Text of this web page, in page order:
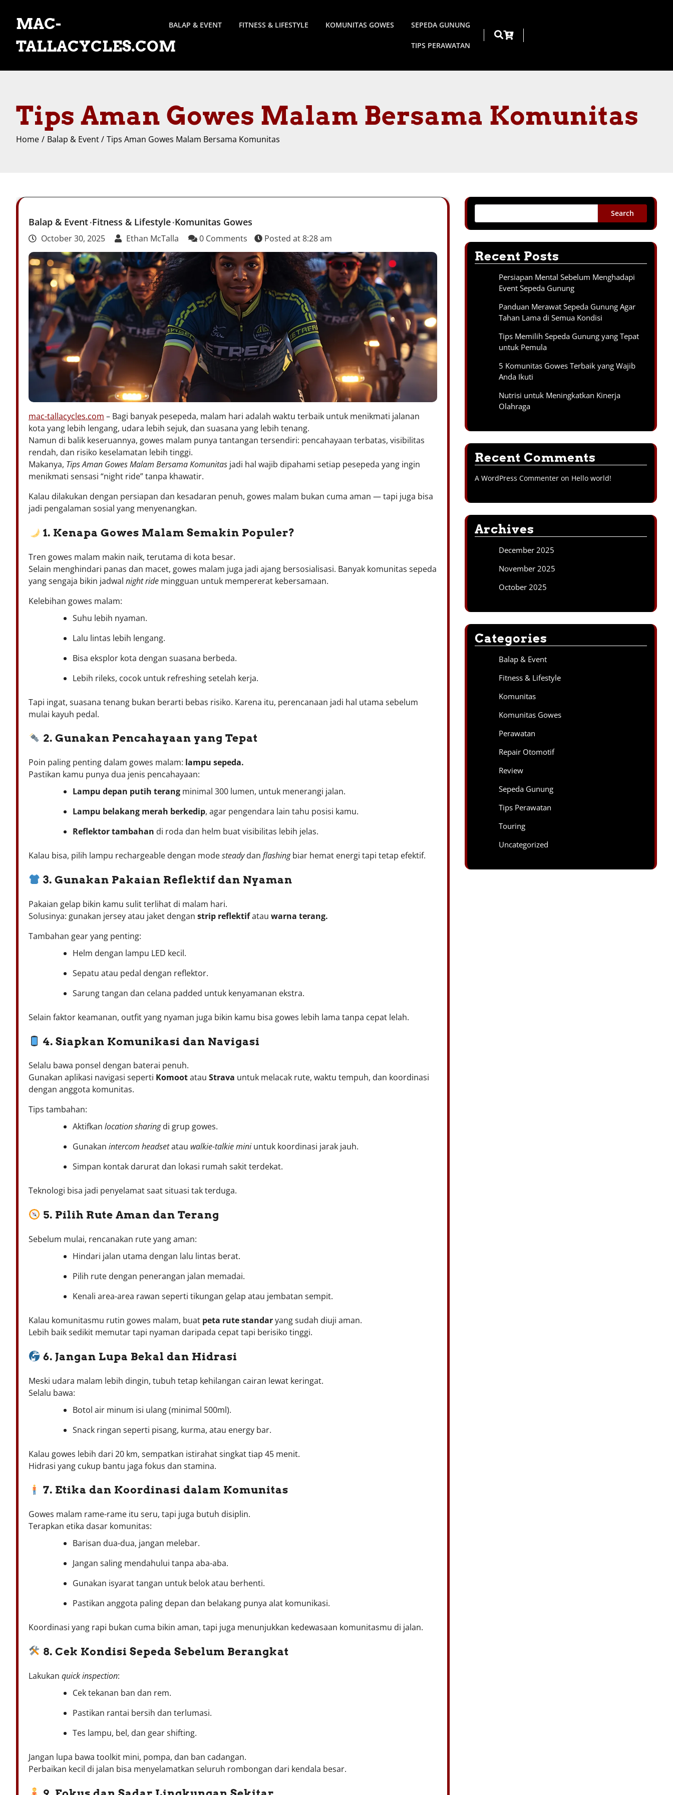
contentMAC-
TALLACYCLES.COM
BALAP & EVENT FITNESS & LIFESTYLE KOMUNITAS GOWES SEPEDA GUNUNG
TIPS PERAWATAN
Tips Aman Gowes Malam Bersama Komunitas
Home Balap & Event Tips Aman Gowes Malam Bersama Komunitas
Balap & Event Fitness & Lifestyle Komunitas Gowes
October 30, 2025 Ethan McTalla 0 Comments Posted at8:28 am
mac-tallacycles.com – Bagi banyak pesepeda, malam hari adalah waktu terbaik untuk menikmati jalanan
kota yang lebih lengang, udara lebih sejuk, dan suasana yang lebih tenang.
Namun di balik keseruannya, gowes malam punya tantangan tersendiri: pencahayaan terbatas, visibilitas
rendah, dan risiko keselamatan lebih tinggi.
Makanya, Tips Aman Gowes Malam Bersama Komunitas jadi hal wajib dipahami setiap pesepeda yang ingin
menikmati sensasi “night ride” tanpa khawatir.
Kalau dilakukan dengan persiapan dan kesadaran penuh, gowes malam bukan cuma aman — tapi juga bisa
jadi pengalaman sosial yang menyenangkan.
1. Kenapa Gowes Malam Semakin Populer?
Tren gowes malam makin naik, terutama di kota besar.
Selain menghindari panas dan macet, gowes malam juga jadi ajang bersosialisasi. Banyak komunitas sepeda
yang sengaja bikin jadwal night ride mingguan untuk mempererat kebersamaan.
Kelebihan gowes malam:
Suhu lebih nyaman.
Lalu lintas lebih lengang.
Bisa eksplor kota dengan suasana berbeda.
Lebih rileks, cocok untuk refreshing setelah kerja.
Tapi ingat, suasana tenang bukan berarti bebas risiko. Karena itu, perencanaan jadi hal utama sebelum
mulai kayuh pedal.
2. Gunakan Pencahayaan yang Tepat
Poin paling penting dalam gowes malam: lampu sepeda.
Pastikan kamu punya dua jenis pencahayaan:
Lampu depan putih terang minimal 300 lumen, untuk menerangi jalan.
Lampu belakang merah berkedip, agar pengendara lain tahu posisi kamu.
Reflektor tambahan di roda dan helm buat visibilitas lebih jelas.
Kalau bisa, pilih lampu rechargeable dengan modesteadydan flashingbiar hemat energi tapi tetap efektif.
3. Gunakan Pakaian Reflektif dan Nyaman
Pakaian gelap bikin kamu sulit terlihat di malam hari.
Solusinya: gunakan jersey atau jaket dengan strip reflektifatau warna terang.
Tambahan gear yang penting:
Helm dengan lampu LED kecil.
Sepatu atau pedal dengan reflektor.
Sarung tangan dan celana padded untuk kenyamanan ekstra.
Selain faktor keamanan, outfit yang nyaman juga bikin kamu bisa gowes lebih lama tanpa cepat lelah.
4. Siapkan Komunikasi dan Navigasi
Selalu bawa ponsel dengan baterai penuh.
Gunakan aplikasi navigasi seperti Komootatau Strava untuk melacak rute, waktu tempuh, dan koordinasi
dengan anggota komunitas.
Tips tambahan:
Aktifkan location sharingdi grup gowes.
Gunakan intercom headsetatau walkie-talkie mini untuk koordinasi jarak jauh.
Simpan kontak darurat dan lokasi rumah sakit terdekat.
Teknologi bisa jadi penyelamat saat situasi tak terduga.
5. Pilih Rute Aman dan Terang
Sebelum mulai, rencanakan rute yang aman:
Hindari jalan utama dengan lalu lintas berat.
Pilih rute dengan penerangan jalan memadai.
Kenali area-area rawan seperti tikungan gelap atau jembatan sempit.
Kalau komunitasmu rutin gowes malam, buat peta rute standaryang sudah diuji aman.
Lebih baik sedikit memutar tapi nyaman daripada cepat tapi berisiko tinggi.
6. Jangan Lupa Bekal dan Hidrasi
Meski udara malam lebih dingin, tubuh tetap kehilangan cairan lewat keringat.
Selalu bawa:
Botol air minum isi ulang (minimal 500ml).
Snack ringan seperti pisang, kurma, atau energy bar.
Kalau gowes lebih dari 20 km, sempatkan istirahat singkat tiap 45 menit.
Hidrasi yang cukup bantu jaga fokus dan stamina.
7. Etika dan Koordinasi dalam Komunitas
Gowes malam rame-rame itu seru, tapi juga butuh disiplin.
Terapkan etika dasar komunitas:
Barisan dua-dua, jangan melebar.
Jangan saling mendahului tanpa aba-aba.
Gunakan isyarat tangan untuk belok atau berhenti.
Pastikan anggota paling depan dan belakang punya alat komunikasi.
Koordinasi yang rapi bukan cuma bikin aman, tapi juga menunjukkan kedewasaan komunitasmu di jalan.
8. Cek Kondisi Sepeda Sebelum Berangkat
Lakukan quick inspection:
Cek tekanan ban dan rem.
Pastikan rantai bersih dan terlumasi.
Tes lampu, bel, dan gear shifting.
Jangan lupa bawa toolkit mini, pompa, dan ban cadangan.
Perbaikan kecil di jalan bisa menyelamatkan seluruh rombongan dari kendala besar.
Search
Recent Posts
Persiapan Mental Sebelum Menghadapi
Event Sepeda Gunung
Panduan Merawat Sepeda Gunung Agar
Tahan Lama di Semua Kondisi
Tips Memilih Sepeda Gunung yang Tepat
untuk Pemula
5 Komunitas Gowes Terbaik yang Wajib
Anda Ikuti
Nutrisi untuk Meningkatkan Kinerja
Olahraga
Recent Comments
A WordPress Commenter on Hello world!
Archives
December 2025
November 2025
October 2025
Categories
Balap & Event
Fitness & Lifestyle
Komunitas
Komunitas Gowes
Perawatan
Repair Otomotif
Review
Sepeda Gunung
Tips Perawatan
Touring
Uncategorized